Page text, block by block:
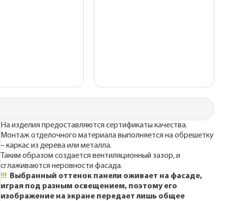
На изделия предоставляются сертификаты качества.
Монтаж отделочного материала выполняется на обрешетку
– каркас из дерева или металла.
Таким образом создается вентиляционный зазор, и
сглаживаются неровности фасада.
!!! Выбранный оттенок панели оживает на фасаде,
играя под разным освещением, поэтому его
изображение на экране передает лишь общее